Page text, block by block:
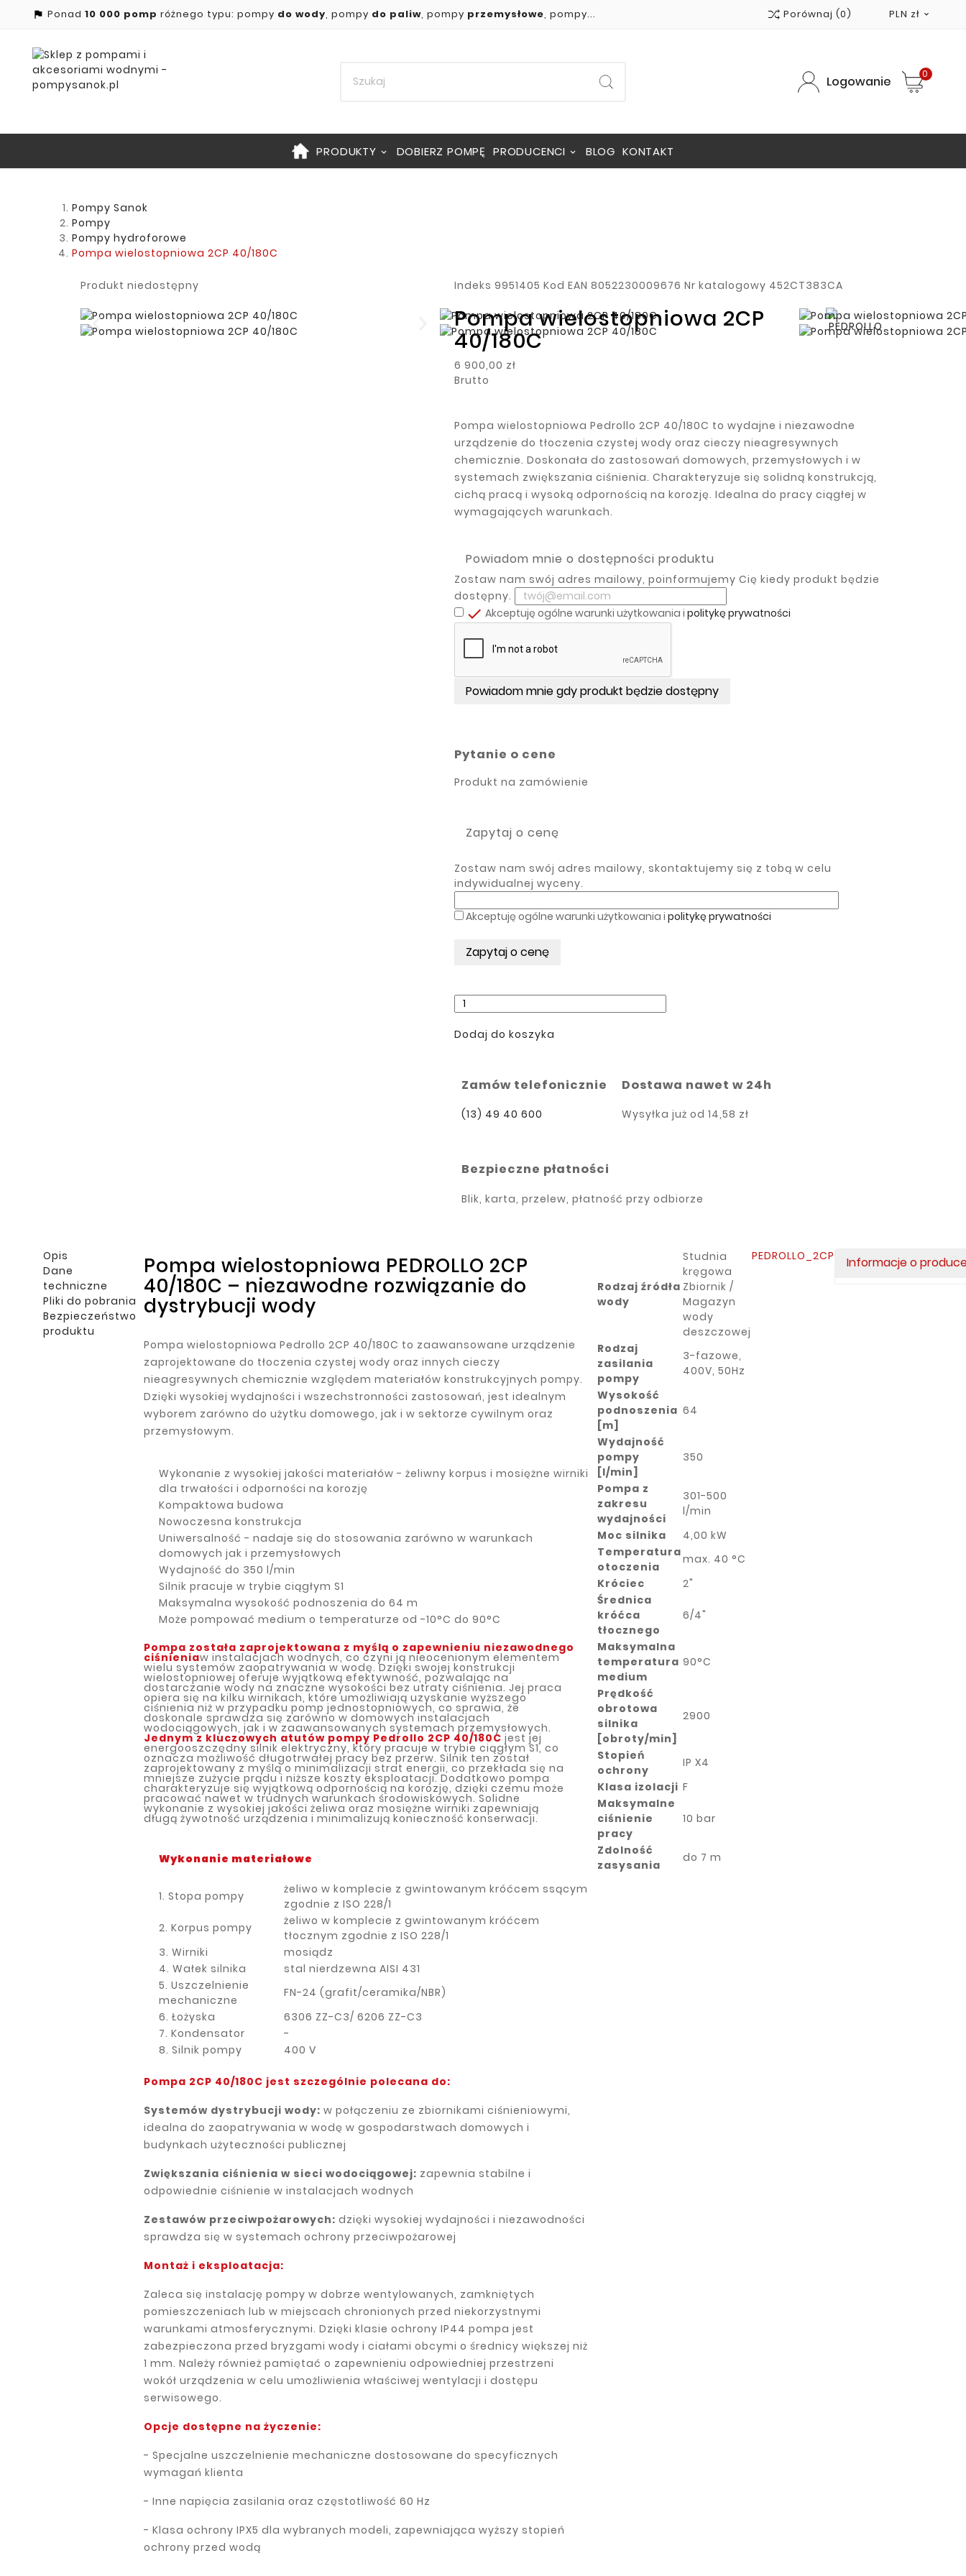
 Ponad 10 000 pomp różnego typu: pompy do wody, pompy do paliw, pompy przemysłowe, pompy... Porównaj (0) PLN zł 
Logowanie 0
PRODUKTY DOBIERZ POMPĘ PRODUCENCI BLOG KONTAKT
Pompy Sanok
Pompy
Pompy hydroforowe
Pompa wielostopniowa 2CP 40/180C
Produkt niedostępny Indeks 9951405 Kod EAN 8052230009676 Nr katalogowy 452CT383CA
Pompa wielostopniowa 2CP
40/180C
6 900,00 zł
Brutto
Pompa wielostopniowa Pedrollo 2CP 40/180C to wydajne i niezawodne
urządzenie do tłoczenia czystej wody oraz cieczy nieagresywnych
chemicznie. Doskonała do zastosowań domowych, przemysłowych i w
systemach zwiększania ciśnienia. Charakteryzuje się solidną konstrukcją,
cichą pracą i wysoką odpornością na korozję. Idealna do pracy ciągłej w
wymagających warunkach.
Powiadom mnie o dostępności produktu
Zostaw nam swój adres mailowy, poinformujemy Cię kiedy produkt będzie
dostępny.
 Akceptuję ogólne warunki użytkowania i politykę prywatności
Powiadom mnie gdy produkt będzie dostępny
Pytanie o cene
Produkt na zamówienie
Zapytaj o cenę
Zostaw nam swój adres mailowy, skontaktujemy się z tobą w celu
indywidualnej wyceny.
Akceptuję ogólne warunki użytkowania i politykę prywatności
Dodaj do koszyka
Zamów telefonicznie
(13) 49 40 600
Dostawa nawet w 24h
Wysyłka już od 14,58 zł
Bezpieczne płatności
Blik, karta, przelew, płatność przy odbiorze
Opis
Dane
techniczne
Pliki do pobrania
Bezpieczeństwo
produktu
Pompa wielostopniowa PEDROLLO 2CP
40/180C – niezawodne rozwiązanie do
dystrybucji wody
Pompa wielostopniowa Pedrollo 2CP 40/180C to zaawansowane urządzenie
zaprojektowane do tłoczenia czystej wody oraz innych cieczy
nieagresywnych chemicznie względem materiałów konstrukcyjnych pompy.
Dzięki wysokiej wydajności i wszechstronności zastosowań, jest idealnym
wyborem zarówno do użytku domowego, jak i w sektorze cywilnym oraz
przemysłowym.
Wykonanie z wysokiej jakości materiałów - żeliwny korpus i mosiężne wirniki
dla trwałości i odporności na korozję
Kompaktowa budowa
Nowoczesna konstrukcja
Uniwersalność - nadaje się do stosowania zarówno w warunkach
domowych jak i przemysłowych
Wydajność do 350 l/min
Silnik pracuje w trybie ciągłym S1
Maksymalna wysokość podnoszenia do 64 m
Może pompować medium o temperaturze od -10°C do 90°C
Pompa została zaprojektowana z myślą o zapewnieniu niezawodnego
ciśnieniaw instalacjach wodnych, co czyni ją nieocenionym elementem
wielu systemów zaopatrywania w wodę. Dzięki swojej konstrukcji
wielostopniowej oferuje wyjątkową efektywność, pozwalając na
dostarczanie wody na znaczne wysokości bez utraty ciśnienia. Jej praca
opiera się na kilku wirnikach, które umożliwiają uzyskanie wyższego
ciśnienia niż w przypadku pomp jednostopniowych, co sprawia, że
doskonale sprawdza się zarówno w domowych instalacjach
wodociągowych, jak i w zaawansowanych systemach przemysłowych.
Jednym z kluczowych atutów pompy Pedrollo 2CP 40/180C jest jej
energooszczędny silnik elektryczny, który pracuje w trybie ciągłym S1, co
oznacza możliwość długotrwałej pracy bez przerw. Silnik ten został
zaprojektowany z myślą o minimalizacji strat energii, co przekłada się na
mniejsze zużycie prądu i niższe koszty eksploatacji. Dodatkowo pompa
charakteryzuje się wyjątkową odpornością na korozję, dzięki czemu może
pracować nawet w trudnych warunkach środowiskowych. Solidne
wykonanie z wysokiej jakości żeliwa oraz mosiężne wirniki zapewniają
długą żywotność urządzenia i minimalizują konieczność konserwacji.
Wykonanie materiałowe
1. Stopa pompy
żeliwo w komplecie z gwintowanym króćcem ssącym
zgodnie z ISO 228/1
2. Korpus pompy
żeliwo w komplecie z gwintowanym króćcem
tłocznym zgodnie z ISO 228/1
3. Wirniki
mosiądz
4. Wałek silnika
stal nierdzewna AISI 431
5. Uszczelnienie
mechaniczne
FN-24 (grafit/ceramika/NBR)
6. Łożyska
6306 ZZ-C3/ 6206 ZZ-C3
7. Kondensator
-
8. Silnik pompy
400 V
Pompa 2CP 40/180C jest szczególnie polecana do:
Systemów dystrybucji wody: w połączeniu ze zbiornikami ciśnieniowymi,
idealna do zaopatrywania w wodę w gospodarstwach domowych i
budynkach użyteczności publicznej
Zwiększania ciśnienia w sieci wodociągowej: zapewnia stabilne i
odpowiednie ciśnienie w instalacjach wodnych
Zestawów przeciwpożarowych: dzięki wysokiej wydajności i niezawodności
sprawdza się w systemach ochrony przeciwpożarowej
Montaż i eksploatacja:
Zaleca się instalację pompy w dobrze wentylowanych, zamkniętych
pomieszczeniach lub w miejscach chronionych przed niekorzystnymi
warunkami atmosferycznymi. Dzięki klasie ochrony IP44 pompa jest
zabezpieczona przed bryzgami wody i ciałami obcymi o średnicy większej niż
1 mm. Należy również pamiętać o zapewnieniu odpowiedniej przestrzeni
wokół urządzenia w celu umożliwienia właściwej wentylacji i dostępu
serwisowego.
Opcje dostępne na życzenie:
- Specjalne uszczelnienie mechaniczne dostosowane do specyficznych
wymagań klienta
- Inne napięcia zasilania oraz częstotliwość 60 Hz
- Klasa ochrony IPX5 dla wybranych modeli, zapewniająca wyższy stopień
ochrony przed wodą
Rodzaj źródła
wody
Studnia
kręgowa
Zbiornik /
Magazyn
wody
deszczowej
Rodzaj
zasilania
pompy
3-fazowe,
400V, 50Hz
Wysokość
podnoszenia
[m]
64
Wydajność
pompy
[l/min]
350
Pompa z
zakresu
wydajności
301-500
l/min
Moc silnika
4,00 kW
Temperatura
otoczenia
max. 40 °C
Króciec
2"
Średnica
króćca
tłocznego
6/4"
Maksymalna
temperatura
medium
90°C
Prędkość
obrotowa
silnika
[obroty/min]
2900
Stopień
ochrony
IP X4
Klasa izolacji F
Maksymalne
ciśnienie
pracy
10 bar
Zdolność
zasysania
do 7 m
PEDROLLO_2CP Informacje o